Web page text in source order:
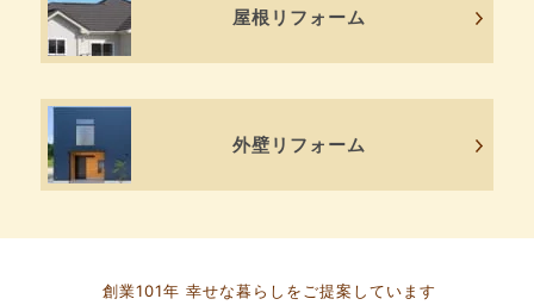
屋根リフォーム
外壁リフォーム
創業101年 幸せな暮らしをご提案しています